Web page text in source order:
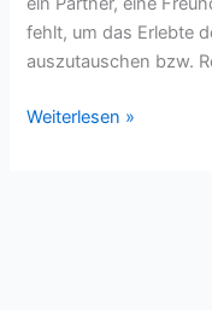
fehlt, um das Erlebte
auszutauschen bzw.
Reisen
Weiterlesen »